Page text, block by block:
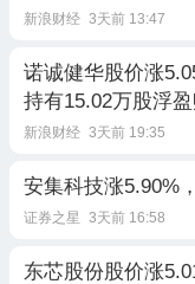
新浪财经 3天前 13:47
诺诚健华股价涨
持有15.02万股浮
新浪财经 3天前 19:35
安集科技涨5.90%，
证券之星 3天前 16:58
东芯股份股价涨